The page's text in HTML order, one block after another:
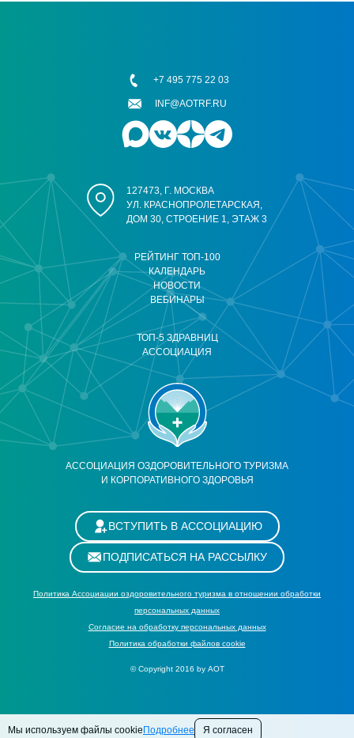
АССОЦИАЦИЯ ОЗДОРОВИТЕЛЬНОГО ТУРИЗМА
И КОРПОРАТИВНОГО ЗДОРОВЬЯ
РЕЙТИНГ ТОП-100
КАЛЕНДАРЬ
НОВОСТИ
ВЕБИНАРЫ
ТОП-5 ЗДРАВНИЦ
АССОЦИАЦИЯ
127473, Г. МОСКВА
УЛ. КРАСНОПРОЛЕТАРСКАЯ,
ДОМ 30, СТРОЕНИЕ 1, ЭТАЖ 3
+7 495 775 22 03
INF@AOTRF.RU
ВСТУПИТЬ В АССОЦИАЦИЮ
ПОДПИСАТЬСЯ НА РАССЫЛКУ
Политика Ассоциации оздоровительного туризма в отношении обработки
персональных данных
Cогласие на обработку персональных данных
Политика обработки файлов cookie
© Copyright 2016 by АОТ
Мы используем файлы cookie Подробнее Я согласен